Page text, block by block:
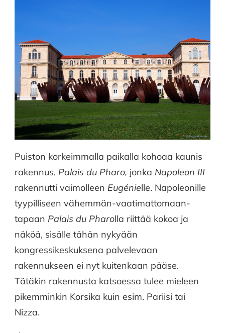
Puiston korkeimmalla paikalla kohoaa kaunis
rakennus, Palais du Pharo, jonka Napoleon III
rakennutti vaimolleen Eugénielle. Napoleonille
tyypilliseen vähemmän-vaatimattomaan-
tapaan Palais du Pharolla riittää kokoa ja
näköä, sisälle tähän nykyään
kongressikeskuksena palvelevaan
rakennukseen ei nyt kuitenkaan pääse.
Tätäkin rakennusta katsoessa tulee mieleen
pikemminkin Korsika kuin esim. Pariisi tai
Nizza.